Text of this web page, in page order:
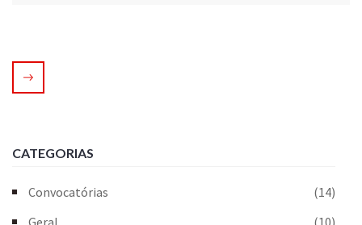
CATEGORIAS
Convocatórias
(14)